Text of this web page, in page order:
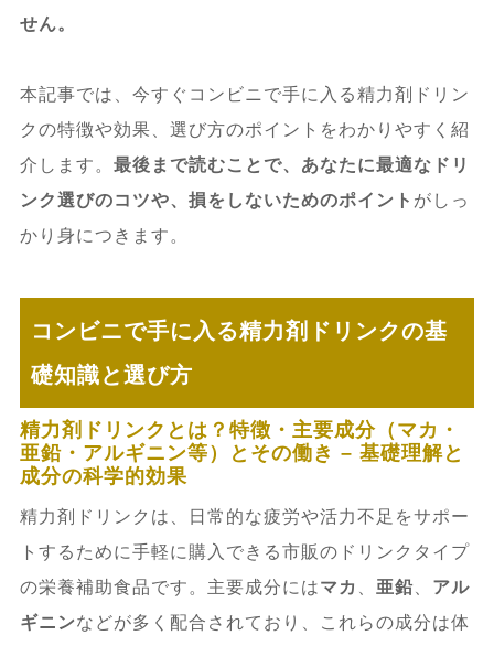
せん。
本記事では、今すぐコンビニで手に入る精力剤ドリン
クの特徴や効果、選び方のポイントをわかりやすく紹
介します。 最後まで読むことで、あなたに最適なドリ
ンク選びのコツや、損をしないためのポイント がしっ
かり身につきます。
コンビニで手に入る精力剤ドリンクの基
礎知識と選び方
精力剤ドリンクとは？特徴・主要成分（マカ・
亜鉛・アルギニン等）とその働き – 基礎理解と
成分の科学的効果
精力剤ドリンクは、日常的な疲労や活力不足をサポー
トするために手軽に購入できる市販のドリンクタイプ
の栄養補助食品です。主要成分にはマカ 亜鉛、 アル
ギニンなどが多く配合されており、これらの成分は体